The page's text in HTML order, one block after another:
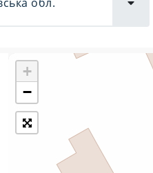
«Пріоритетний»
Укрпошта
+
−